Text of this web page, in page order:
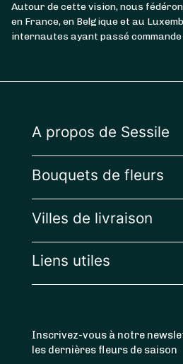
Autour de cette vision, nous
en France, en Belgique et au
internautes ayant passé commande
A propos de Sessile
Bouquets de fleurs
Villes de livraison
Liens utiles
Inscrivez-vous à notre
les dernières fleurs de saison